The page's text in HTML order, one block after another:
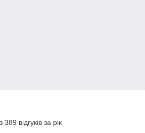
відгуків за рік